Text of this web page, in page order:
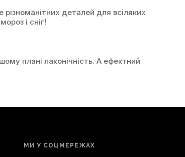
деталей для всіляких
і сніг!
плані лаконічність. А ефектний
МИ У СОЦМЕРЕЖАХ